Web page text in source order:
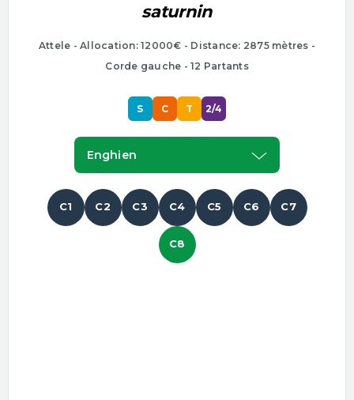
saturnin
Attele - Allocation: 12000€ - Distance: 2875 mètres -
Corde gauche - 12 Partants
S C T 2/4
Enghien
C1 C2 C3 C4 C5 C6 C7
C8